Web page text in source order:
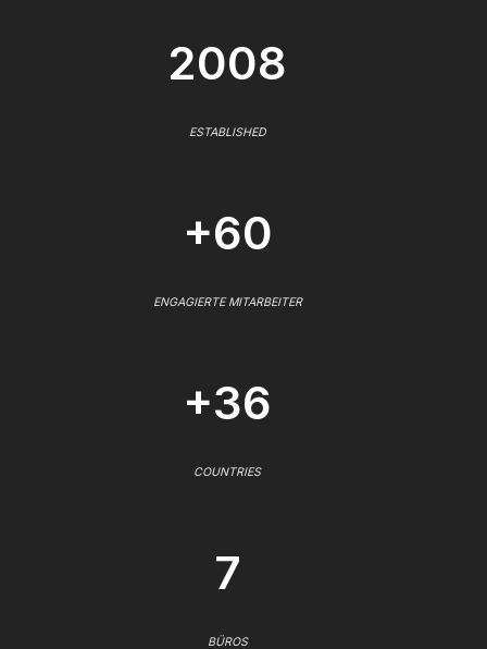
2008
ESTABLISHED
+60
ENGAGIERTE MITARBEITER
+36
COUNTRIES
7
BÜROS